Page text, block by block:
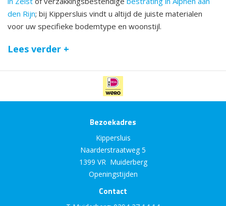
den Rijn; bij Kippersluis vindt u altijd de juiste materialen
voor uw specifieke bodemtype en woonstijl.
Lees verder +
Bezoekadres
Kippersluis
Naarderstraatweg 5
1399 VR Muiderberg
Openingstijden
Contact